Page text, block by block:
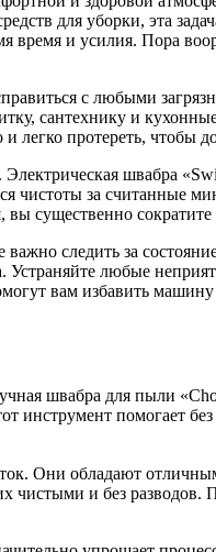
для уборки, эта
время и усилия. Пора
с любыми
сантехнику и
протереть, чтобы
швабра
чистоты за считанные
вы существенно
следить за
любые
вам избавить
швабра для пыли
инструмент помогает
и без